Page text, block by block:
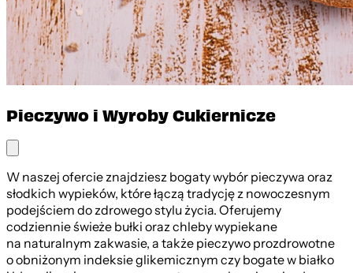
Pieczywo i Wyroby Cukiernicze
W naszej ofercie znajdziesz bogaty wybór pieczywa oraz
słodkich wypieków, które łączą tradycję z nowoczesnym
podejściem do zdrowego stylu życia. Oferujemy
codziennie świeże bułki oraz chleby wypiekane
na naturalnym zakwasie, a także pieczywo prozdrowotne
o obniżonym indeksie glikemicznym czy bogate w białko